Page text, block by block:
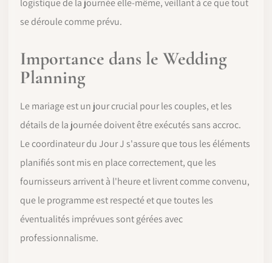
logistique de la journée elle-même, veillant à ce que tout
se déroule comme prévu.
Importance dans le Wedding
Planning
Le mariage est un jour crucial pour les couples, et les
détails de la journée doivent être exécutés sans accroc.
Le coordinateur du Jour J s'assure que tous les éléments
planifiés sont mis en place correctement, que les
fournisseurs arrivent à l'heure et livrent comme convenu,
que le programme est respecté et que toutes les
éventualités imprévues sont gérées avec
professionnalisme.